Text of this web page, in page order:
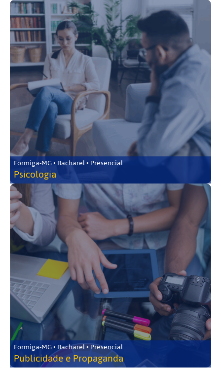
Formiga-MG • Bacharel • Presencial
Psicologia
Formiga-MG • Bacharel • Presencial
Publicidade e Propaganda